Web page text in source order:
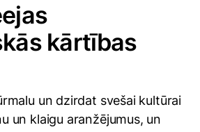
kārtības
un dzirdat svešai kultūrai
un klaigu aranžējumus, un